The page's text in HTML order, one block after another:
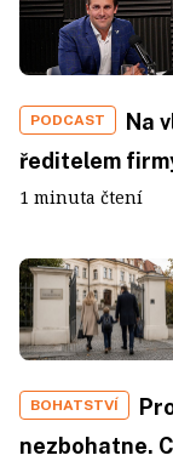
PODCAST
Na
ředitelem
1 minuta čtení
BOHATSTVÍ
nezbohatne.